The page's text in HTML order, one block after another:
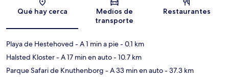
Sección del mapa
Qué hay cerca
Medios de
transporte
Restaurantes
Playa de Hestehoved - A 1 min a pie- 0.1 km
Halsted Kloster- A 17 min en auto- 10.7 km
Parque Safari de Knuthenborg - A 33 min en auto- 37.3 km